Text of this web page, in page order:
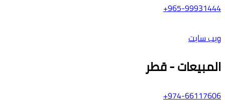
965-99931444+
ويب سايت
المبيعات - قطر
974-66117606+